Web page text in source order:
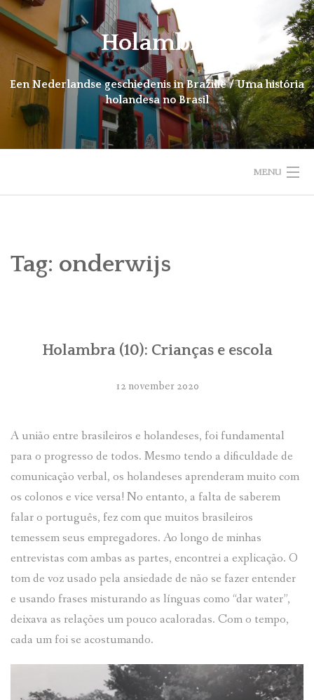
Ga
naar
de
inhoud
Holambra
Een Nederlandse geschiedenis in Brazilië / Uma história
holandesa no Brasil
MENU
INTRODUCTIE
ENGLISH
Tag: onderwijs
Holambra (10): Crianças e escola
12 november 2020
A união entre brasileiros e holandeses, foi fundamental
para o progresso de todos. Mesmo tendo a dificuldade de
comunicação verbal, os holandeses aprenderam muito com
os colonos e vice versa! No entanto, a falta de saberem
falar o português, fez com que muitos brasileiros
temessem seus empregadores. Ao longo de minhas
entrevistas com ambas as partes, encontrei a explicação. O
tom de voz usado pela ansiedade de não se fazer entender
e usando frases misturando as línguas como “dar water”,
deixava as relações um pouco acaloradas. Com o tempo,
cada um foi se acostumando.